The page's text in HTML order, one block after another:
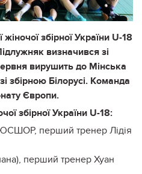
збірної України U-18
визначився зі
вирушить до Мінська
збірною Білорусі. Команда
Європи.
збірної України U-18:
перший тренер Лідія
перший тренер Хуан